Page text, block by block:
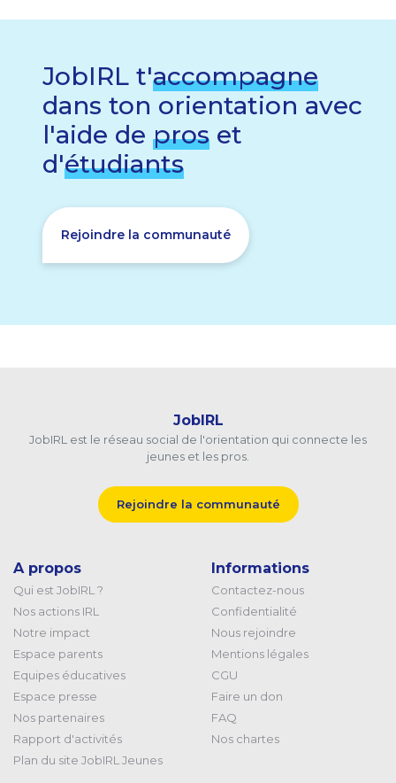
JobIRL t'accompagne
dans ton orientation avec
l'aide de pros et
d'étudiants
Rejoindre la communauté
JobIRL
JobIRL est le réseau social de l'orientation qui connecte les
jeunes et les pros.
Rejoindre la communauté
A propos
Qui est JobIRL ?
Nos actions IRL
Notre impact
Espace parents
Equipes éducatives
Espace presse
Nos partenaires
Rapport d'activités
Plan du site JobIRL Jeunes
Informations
Contactez-nous
Confidentialité
Nous rejoindre
Mentions légales
CGU
Faire un don
FAQ
Nos chartes